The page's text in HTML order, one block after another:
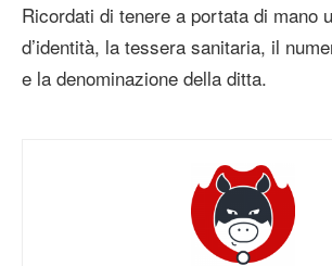
Ricordati di tenere a portata di mano
d’identità, la tessera sanitaria, il
e la denominazione della ditta.